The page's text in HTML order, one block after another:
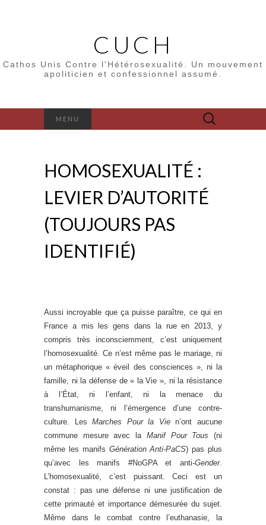
CUCH
Cathos Unis Contre l'Hétérosexualité. Un mouvement
apoliticien et confessionnel assumé.
MENU Rechercher :
HOMOSEXUALITÉ :
LEVIER D’AUTORITÉ
(TOUJOURS PAS
IDENTIFIÉ)
Aussi incroyable que ça puisse paraître, ce qui en
France a mis les gens dans la rue en 2013, y
compris très inconsciemment, c’est uniquement
l’homosexualité. Ce n’est même pas le mariage, ni
un métaphorique « éveil des consciences », ni la
famille, ni la défense de « la Vie », ni la résistance
à l’État, ni l’enfant, ni la menace du
transhumanisme, ni l’émergence d’une contre-
culture. LesMarches Pour la Vien’ont aucune
commune mesure avec la Manif Pour Tous (ni
même les manifs Génération Anti-PaCS) pas plus
qu’avec les manifs #NoGPA et anti-Gender.
L’homosexualité, c’est puissant. Ceci est un
constat : pas une défense ni une justification de
cette primauté et importance démesurée du sujet.
Même dans le combat contre l’euthanasie, la